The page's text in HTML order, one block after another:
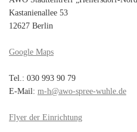
Kastanienallee 53
12627 Berlin
Google Maps
Tel.: 030 993 90 79
E-Mail: m-h@awo-spree-wuhle.de
Flyer der Einrichtung